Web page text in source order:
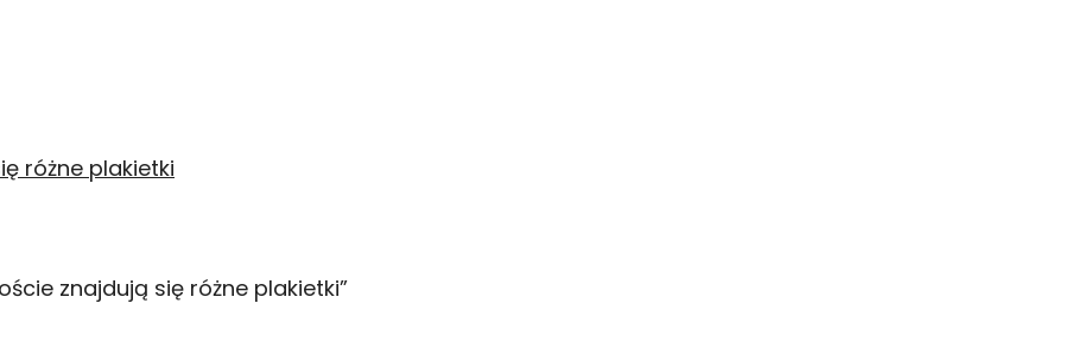
znajdują się różne plakietki”